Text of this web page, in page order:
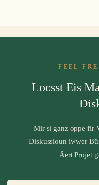
FEEL
Loosst Eis
Mir si ganz oppe fir
Diskussioun iwwer
Äert Projet